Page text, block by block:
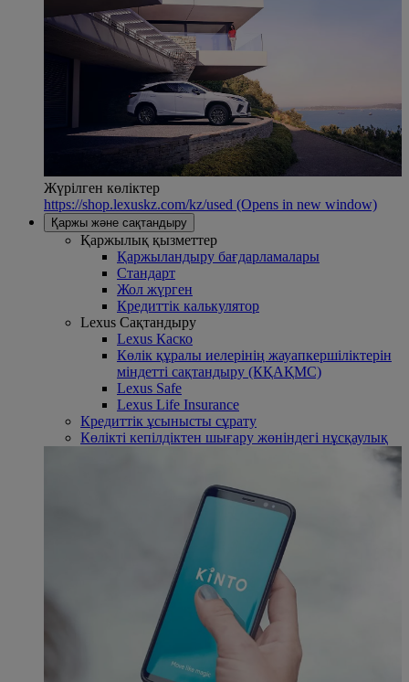
Жүрілген көліктер
https://shop.lexuskz.com/kz/used (Opens in new window)
Қаржы және сақтандыру
Қаржылық қызметтер
Қаржыландыру бағдарламалары
Стандарт
Жол жүрген
Кредиттік калькулятор
Lexus Сақтандыру
Lexus Каско
Көлік құралы иелерінің жауапкершіліктерін
міндетті сақтандыру (КҚАҚМС)
Lexus Safe
Lexus Life Insurance
Кредиттік ұсынысты сұрату
Көлікті кепілдіктен шығару жөніндегі нұсқаулық